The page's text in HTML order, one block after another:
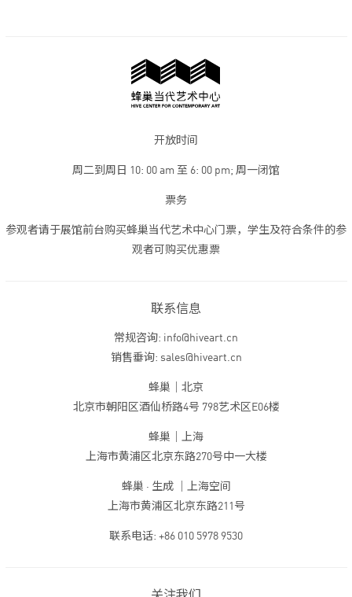
开放时间
周二到周日 10: 00 am 至 6: 00 pm; 周一闭馆
票务
参观者请于展馆前台购买蜂巢当代艺术中心门票，学生及符合条件的参
观者可购买优惠票
联系信息
常规咨询: info@hiveart.cn
销售垂询: sales@hiveart.cn
蜂巢｜北京
北京市朝阳区酒仙桥路4号 798艺术区E06楼
蜂巢｜上海
上海市黄浦区北京东路270号中一大楼
蜂巢 · 生成 ｜上海空间
上海市黄浦区北京东路211号
联系电话: +86 010 5978 9530